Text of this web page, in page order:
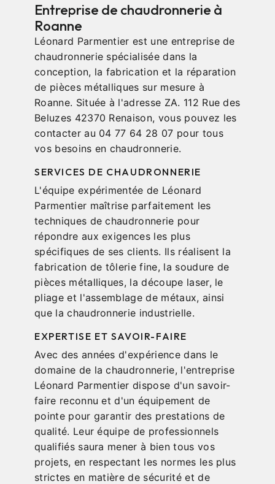
Entreprise de chaudronnerie à
Roanne
Léonard Parmentier est une entreprise de
chaudronnerie spécialisée dans la
conception, la fabrication et la réparation
de pièces métalliques sur mesure à
Roanne. Située à l'adresse ZA. 112 Rue des
Beluzes 42370 Renaison, vous pouvez les
contacter au 04 77 64 28 07 pour tous
vos besoins en chaudronnerie.
SERVICES DE CHAUDRONNERIE
L'équipe expérimentée de Léonard
Parmentier maîtrise parfaitement les
techniques de chaudronnerie pour
répondre aux exigences les plus
spécifiques de ses clients. Ils réalisent la
fabrication de tôlerie fine, la soudure de
pièces métalliques, la découpe laser, le
pliage et l'assemblage de métaux, ainsi
que la chaudronnerie industrielle.
EXPERTISE ET SAVOIR-FAIRE
Avec des années d'expérience dans le
domaine de la chaudronnerie, l'entreprise
Léonard Parmentier dispose d'un savoir-
faire reconnu et d'un équipement de
pointe pour garantir des prestations de
qualité. Leur équipe de professionnels
qualifiés saura mener à bien tous vos
projets, en respectant les normes les plus
strictes en matière de sécurité et de